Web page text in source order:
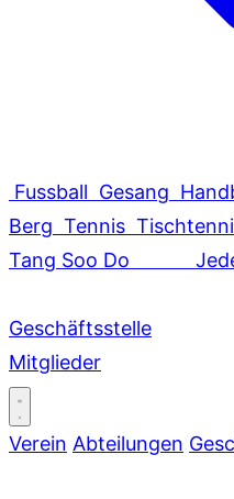
Fussball Gesang
Berg Tennis
Tang Soo Do
Geschäftsstelle
Mitglieder
Verein Abteilungen